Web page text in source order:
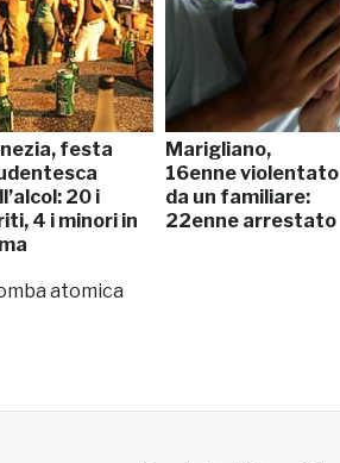
festa
20 i
4 i minori in
Marigliano,
16enne violentato
da un familiare:
22enne arrestato
atomica